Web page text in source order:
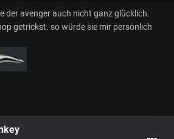
der avenger auch nicht ganz glücklich.
getrickst. so würde sie mir persönlich